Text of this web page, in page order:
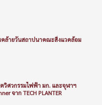
ล้ายวันสถาปนาคณะสิ่งแวดล้อม
วิศวกรรมไฟฟ้า มก. และจุฬาฯ
จาก TECH PLANTER